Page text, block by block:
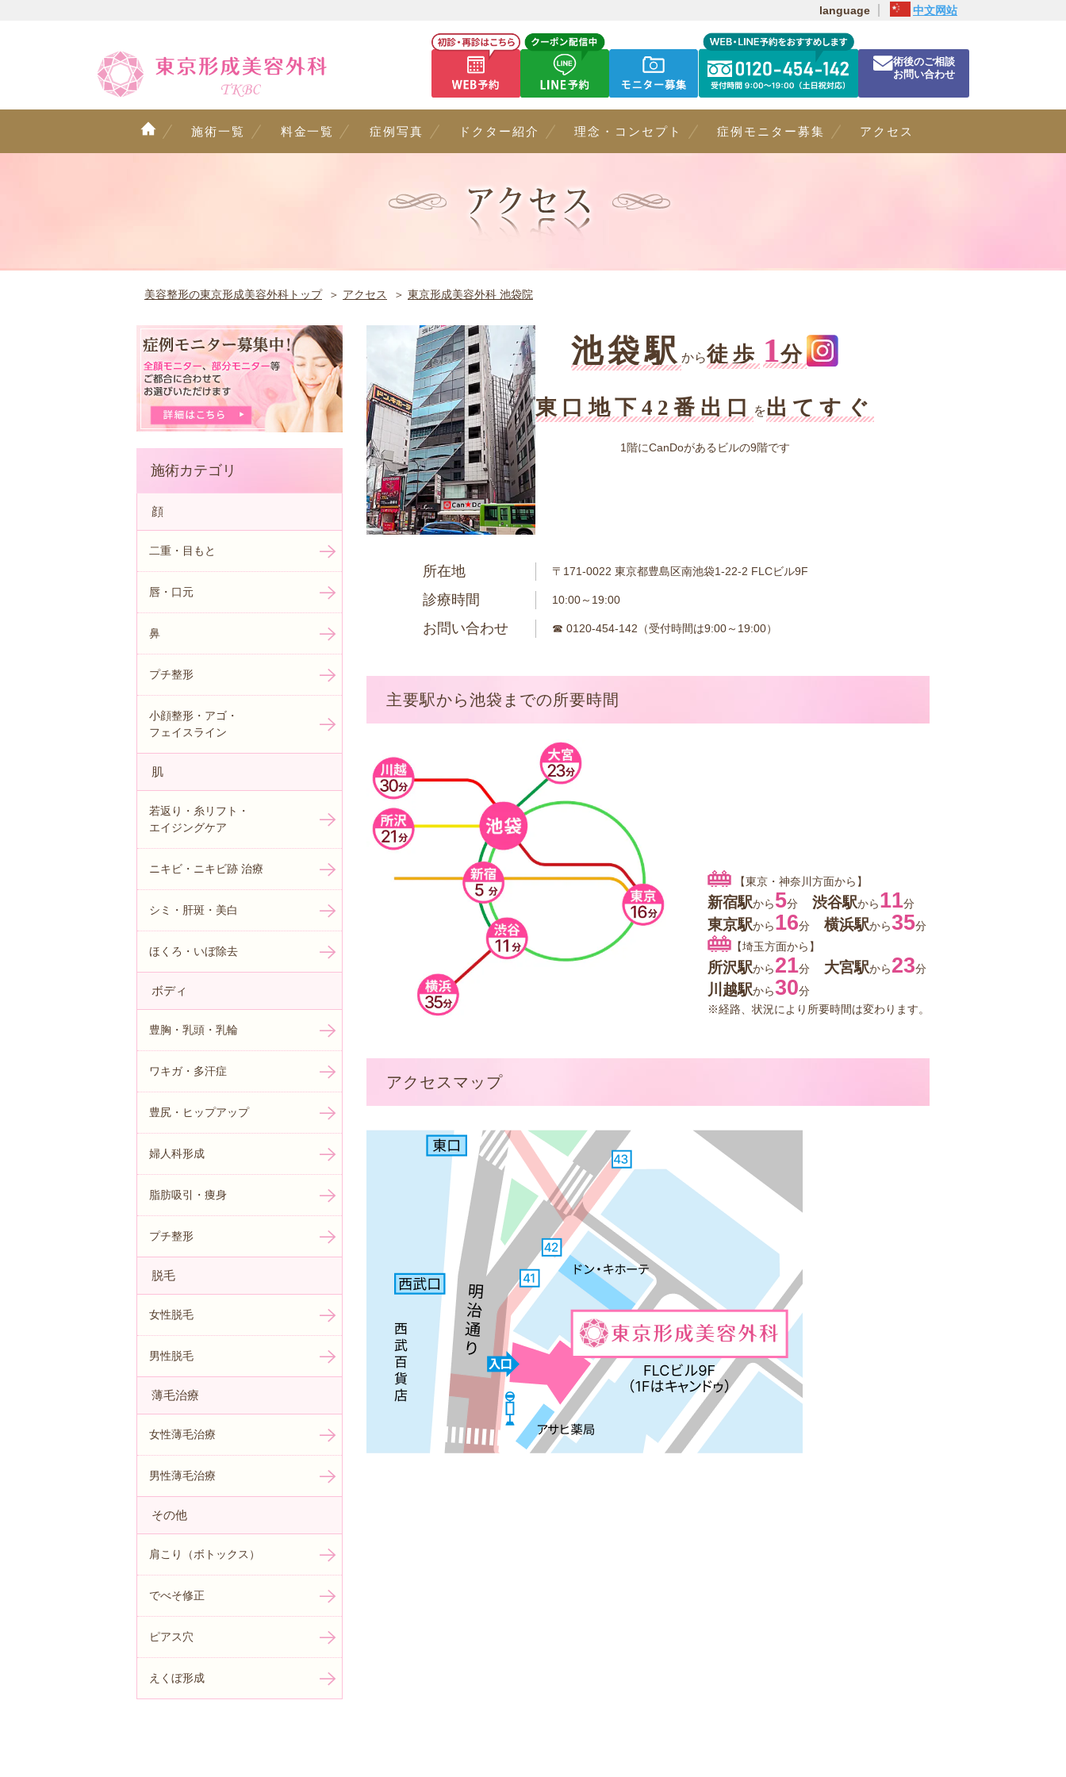
language 中文网站
術後のご相談
お問い合わせ
施術一覧 料金一覧 症例写真 ドクター紹介 理念・コンセプト 症例モニター募集 アクセス
美容整形の東京形成美容外科トップ アクセス 東京形成美容外科 池袋院
池袋駅から徒歩 1分
東口地下42番出口 を出てすぐ
1階にCanDoがあるビルの9階です
所在地 〒171-0022 東京都豊島区南池袋1-22-2 FLCビル9F
診療時間 10:00～19:00
お問い合わせ ☎ 0120-454-142 （受付時間は9:00～19:00）
主要駅から池袋までの所要時間
【東京・神奈川方面から】
新宿駅から5分 渋谷駅から11分
東京駅から16分 横浜駅から35分
【埼玉方面から】
所沢駅から21分 大宮駅から23分
川越駅から30分
※経路、状況により所要時間は変わります。
アクセスマップ
施術カテゴリ
顔
二重・目もと
唇・口元
鼻
プチ整形
小顔整形・アゴ・
フェイスライン
肌
若返り・糸リフト・
エイジングケア
ニキビ・ニキビ跡 治療
シミ・肝斑・美白
ほくろ・いぼ除去
ボディ
豊胸・乳頭・乳輪
ワキガ・多汗症
豊尻・ヒップアップ
婦人科形成
脂肪吸引・痩身
プチ整形
脱毛
女性脱毛
男性脱毛
薄毛治療
女性薄毛治療
男性薄毛治療
その他
肩こり（ボトックス）
でべそ修正
ピアス穴
えくぼ形成